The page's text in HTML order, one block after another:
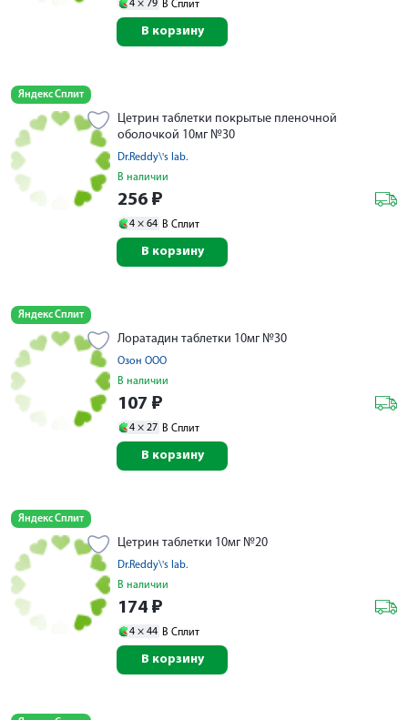
4 × 79 В Сплит
В корзину
Яндекс Сплит
Цетрин таблетки покрытые пленочной
оболочкой 10мг №30
Dr.Reddy\'s lab.
В наличии
256 ₽
4 × 64 В Сплит
В корзину
Яндекс Сплит
Лоратадин таблетки 10мг №30
Озон ООО
В наличии
107 ₽
4 × 27 В Сплит
В корзину
Яндекс Сплит
Цетрин таблетки 10мг №20
Dr.Reddy\'s lab.
В наличии
174 ₽
4 × 44 В Сплит
В корзину